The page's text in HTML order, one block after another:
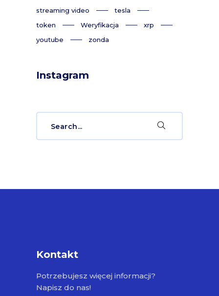
streaming video
tesla
token
Weryfikacja
xrp
youtube
zonda
Instagram
Kontakt
Potrzebujesz więcej informacji?
Napisz do nas!